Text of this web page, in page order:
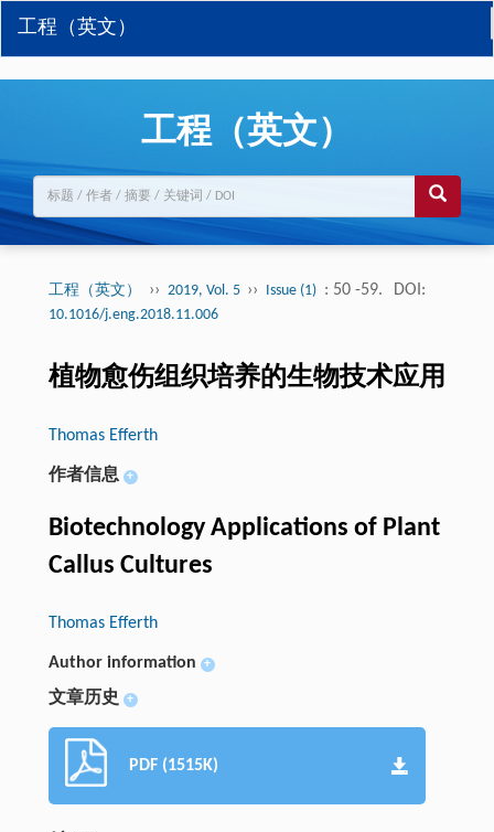
工程（英文）
工程（英文）
工程（英文） ›› 2019, Vol. 5 ›› Issue (1) : 50 -59. DOI:
10.1016/j.eng.2018.11.006
植物愈伤组织培养的生物技术应用
Thomas Efferth
作者信息 +
Biotechnology Applications of Plant
Callus Cultures
Thomas Efferth
Author information +
文章历史 +
PDF (1515K)